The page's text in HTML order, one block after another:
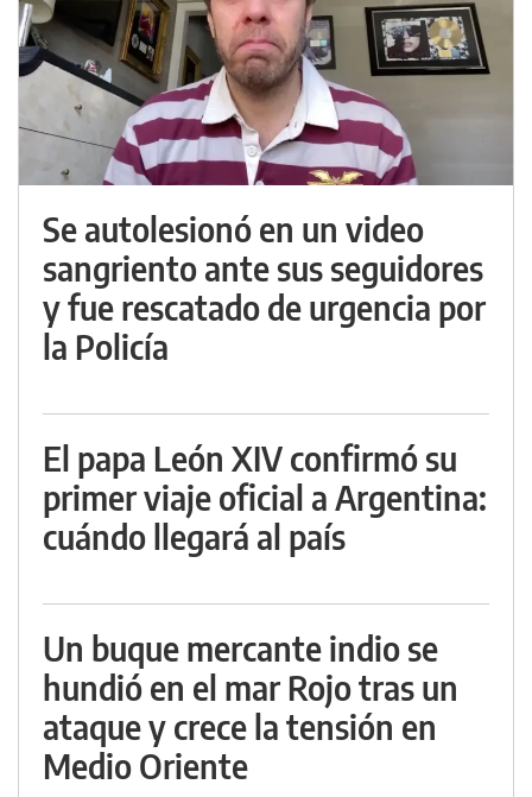
Se autolesionó en un video
sangriento ante sus seguidores
y fue rescatado de urgencia por
la Policía
El papa León XIV confirmó su
primer viaje oficial a Argentina:
cuándo llegará al país
Un buque mercante indio se
hundió en el mar Rojo tras un
ataque y crece la tensión en
Medio Oriente